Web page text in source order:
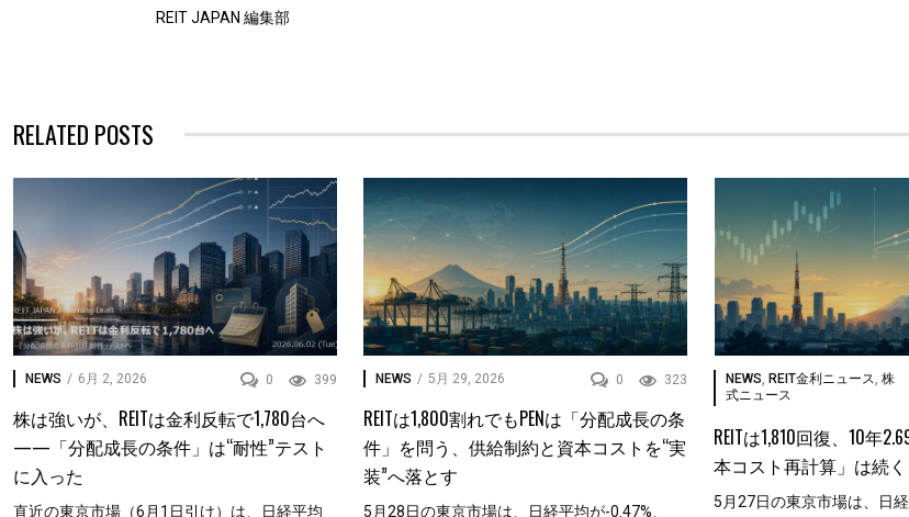
REIT JAPAN 編集部
RELATED POSTS
399
0
NEWS / 6月 2, 2026
株は強いが、REITは金利反転で1,780台へ
——「分配成長の条件」は“耐性”テスト
に入った
直近の東京市場（6月1日引け）は、日経平均
323
0
NEWS / 5月 29, 2026
REITは1,800割れでもPENは「分配成長の条
件」を問う、供給制約と資本コストを“実
装”へ落とす
5月28日の東京市場は、日経平均が-0.47%、
NEWS, REIT金利ニュース,株
式ニュース
REITは1,810回復、10年
本コスト再計算」は続く
5月27日の東京市場は、日